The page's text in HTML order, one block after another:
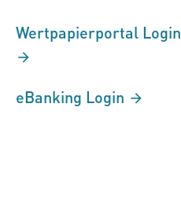
Wertpapierportal Login
eBanking Login